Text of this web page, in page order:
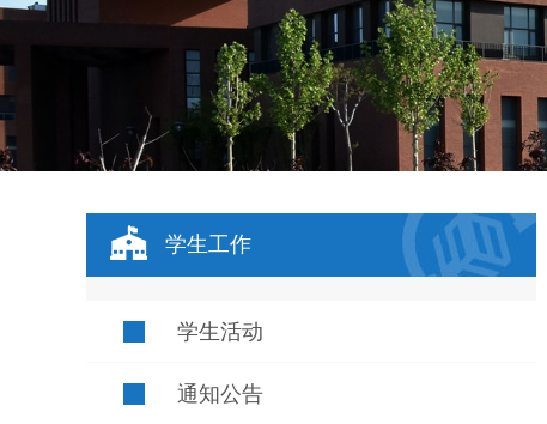
学生工作
学生活动
通知公告